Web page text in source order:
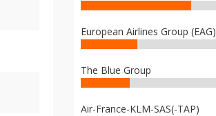
European Airlines Group (EAG)
The Blue Group
Air-France-KLM-SAS(-TAP)